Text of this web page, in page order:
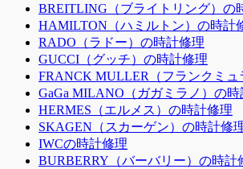
BREITLING（ブライトリング）の
HAMILTON（ハミルトン）の時計
RADO（ラドー）の時計修理
GUCCI（グッチ）の時計修理
FRANCK MULLER（フランクミュ
GaGa MILANO（ガガミラノ）の時
HERMES（エルメス）の時計修理
SKAGEN（スカーゲン）の時計修
IWCの時計修理
BURBERRY（バーバリー）の時計